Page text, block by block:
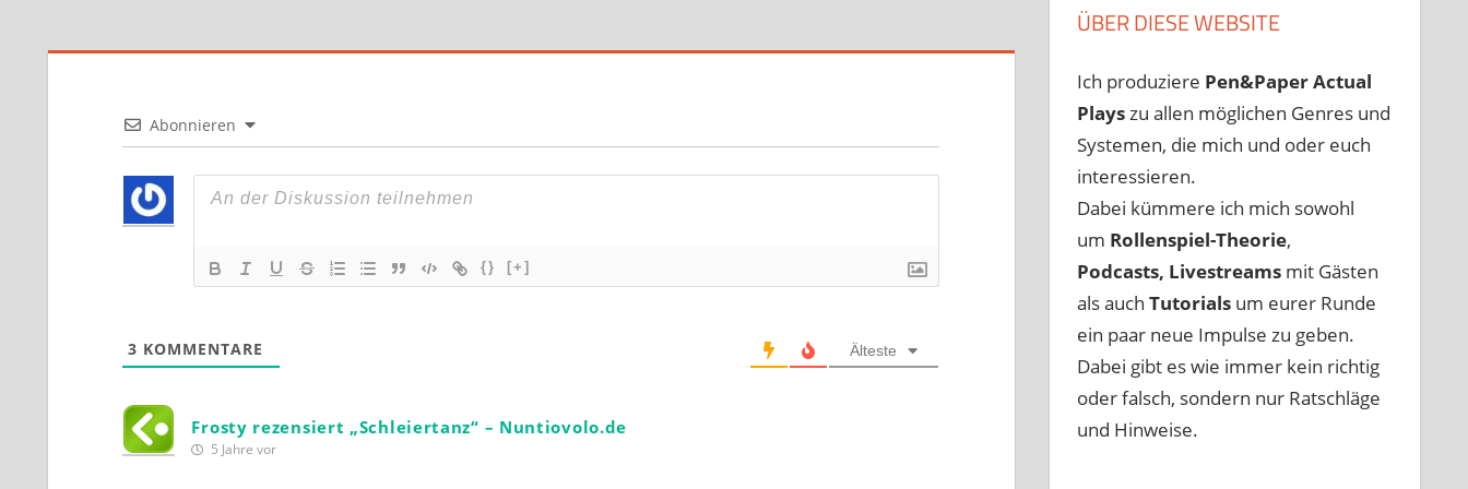
Abonnieren
{} [+]
3 KOMMENTARE Älteste
Frosty rezensiert „Schleiertanz“ – Nuntiovolo.de
5 Jahre vor
ÜBER DIESE WEBSITE
Ich produziere Pen&PaperActual
Playszu allen möglichen Genres und
Systemen, die mich und oder euch
interessieren.
Dabei kümmere ich mich sowohl
um Rollenspiel-Theorie,
Podcasts, Livestreams mit Gästen
als auchTutorials um eurer Runde
ein paar neue Impulse zu geben.
Dabei gibt es wie immer kein richtig
oder falsch, sondern nur Ratschläge
und Hinweise.